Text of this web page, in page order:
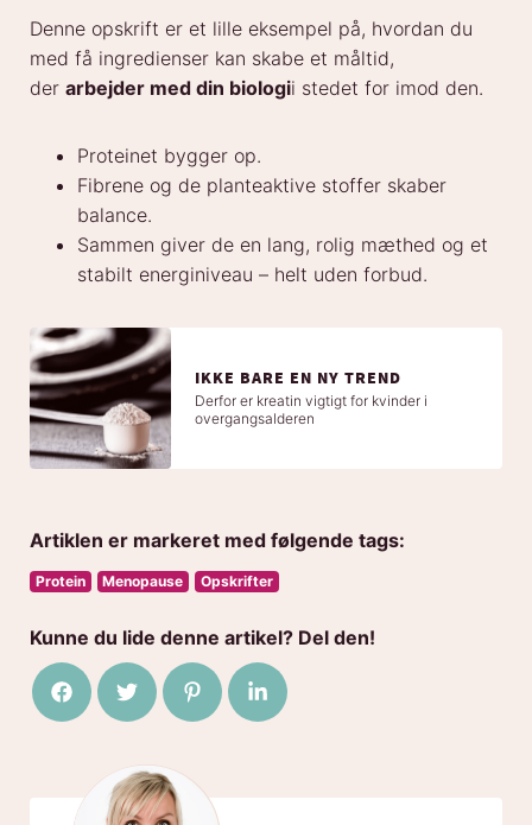
Denne opskrift er et lille eksempel på, hvordan du
med få ingredienser kan skabe et måltid,
der arbejder med din biologii stedet for imod den.
Proteinet bygger op.
Fibrene og de planteaktive stoffer skaber
balance.
Sammen giver de en lang, rolig mæthed og et
stabilt energiniveau – helt uden forbud.
IKKE BARE EN NY TREND
Derfor er kreatin vigtigt for kvinder i
overgangsalderen
Artiklen er markeret med følgende tags:
Protein Menopause Opskrifter
Kunne du lide denne artikel? Del den!
Del på Facebook
Del på TwitterDel på Pinterest
Del på LinkedIn